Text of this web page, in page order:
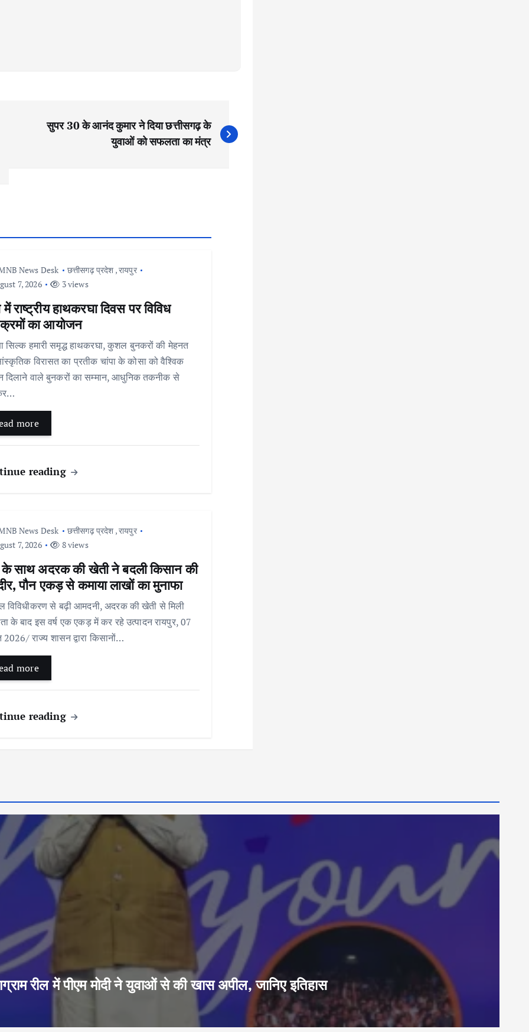
सुपर 30 के आनंद कुमार ने दिया छत्तीसगढ़ के
युवाओं को सफलता का मंत्र
News Desk छत्तीसगढ़ प्रदेश ,रायपुर
7, 2026
3 views
में राष्ट्रीय हाथकरघा दिवस पर विविध
का आयोजन
हमारी समृद्ध हाथकरघा, कुशल बुनकरों की मेहनत
विरासत का प्रतीक चांपा के कोसा को वैश्विक
दिलाने वाले बुनकरों का सम्मान, आधुनिक तकनीक से
more
reading
News Desk छत्तीसगढ़ प्रदेश ,रायपुर
7, 2026
8 views
के साथ अदरक की खेती ने बदली किसान की
पौन एकड़ से कमाया लाखों का मुनाफा
से बढ़ी आमदनी, अदरक की खेती से मिली
के बाद इस वर्ष एक एकड़ में कर रहे उत्पादन रायपुर, 07
राज्य शासन द्वारा किसानों…
more
reading
रील में पीएम मोदी ने युवाओं से की खास अपील, जानिए इतिहास